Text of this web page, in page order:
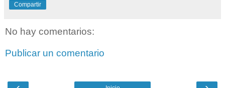
Compartir
No hay comentarios:
Publicar un comentario